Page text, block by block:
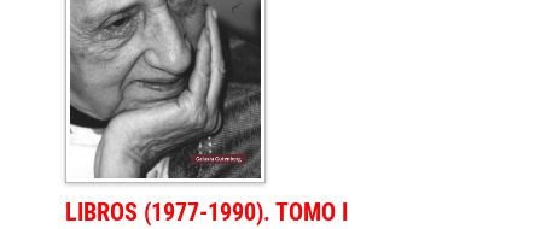
LIBROS (1977-1990). TOMO I